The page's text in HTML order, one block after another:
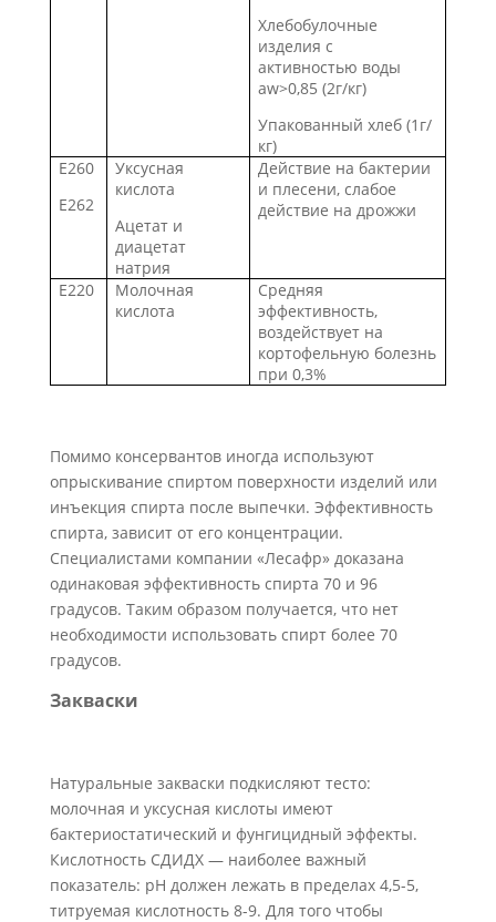
Хлебобулочные
изделия с
активностью воды
aw>0,85 (2г/кг)
Упакованный хлеб (1г/
кг)
E260
E262
Уксусная
кислота
Ацетат и
диацетат
натрия
Действие на бактерии
и плесени, слабое
действие на дрожжи
E220
Молочная
кислота
Средняя
эффективность,
воздействует на
кортофельную болезнь
при 0,3%
Помимо консервантов иногда используют
опрыскивание спиртом поверхности изделий или
инъекция спирта после выпечки. Эффективность
спирта, зависит от его концентрации.
Специалистами компании «Лесафр» доказана
одинаковая эффективность спирта 70 и 96
градусов. Таким образом получается, что нет
необходимости использовать спирт более 70
градусов.
Закваски
Натуральные закваски подкисляют тесто:
молочная и уксусная кислоты имеют
бактериостатический и фунгицидный эффекты.
Кислотность СДИДХ — наиболее важный
показатель: pH должен лежать в пределах 4,5-5,
титруемая кислотность 8-9. Для того чтобы